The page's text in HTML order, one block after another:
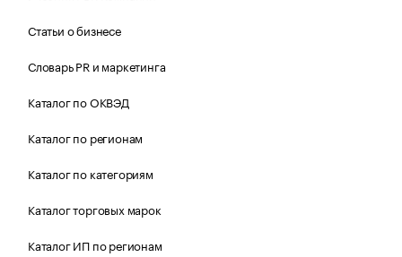
Статьи о бизнесе
Словарь PR и маркетинга
Каталог по ОКВЭД
Каталог по регионам
Каталог по категориям
Каталог торговых марок
Каталог ИП по регионам